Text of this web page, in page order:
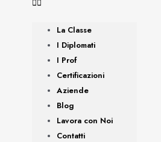
La Classe
I Diplomati
I Prof
Certificazioni
Aziende
Blog
Lavora con Noi
Contatti